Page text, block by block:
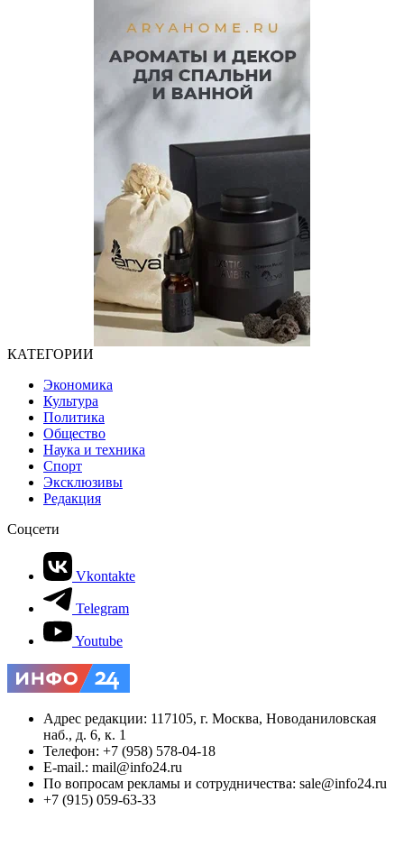
КАТЕГОРИИ
Экономика
Культура
Политика
Общество
Наука и техника
Спорт
Эксклюзивы
Редакция
Соцсети
Vkontakte
Telegram
Youtube
Адрес редакции: 117105, г. Москва, Новоданиловская
наб., д. 6, к. 1
Телефон: +7 (958) 578-04-18
E-mail.: mail@info24.ru
По вопросам рекламы и сотрудничества: sale@info24.ru
+7 (915) 059-63-33